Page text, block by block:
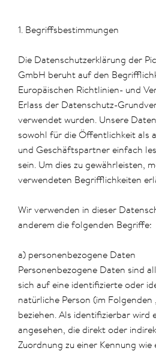
1. Begriffsbestimmungen
Die Datenschutzerklärung der
GmbH beruht auf den
Europäischen Richtlinien- und
Erlass der Datenschutz-
verwendet wurden. Unsere
sowohl für die Öffentlichkeit als
und Geschäftspartner einfach
sein. Um dies zu gewährleisten,
verwendeten Begrifflichkeiten
Wir verwenden in dieser
anderem die folgenden Begriffe:
a) personenbezogene Daten
Personenbezogene Daten sind
sich auf eine identifizierte oder
natürliche Person (im Folgenden
beziehen. Als identifizierbar wird
angesehen, die direkt oder
Zuordnung zu einer Kennung wie